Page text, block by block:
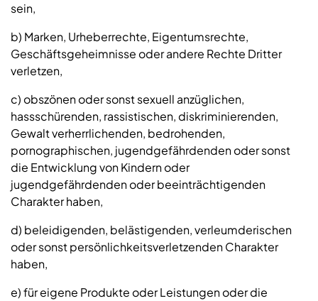
sein,
b) Marken, Urheberrechte, Eigentumsrechte,
Geschäftsgeheimnisse oder andere Rechte Dritter
verletzen,
c) obszönen oder sonst sexuell anzüglichen,
hassschürenden, rassistischen, diskriminierenden,
Gewalt verherrlichenden, bedrohenden,
pornographischen, jugendgefährdenden oder sonst
die Entwicklung von Kindern oder
jugendgefährdenden oder beeinträchtigenden
Charakter haben,
d) beleidigenden, belästigenden, verleumderischen
oder sonst persönlichkeitsverletzenden Charakter
haben,
e) für eigene Produkte oder Leistungen oder die